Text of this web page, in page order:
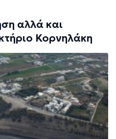
αλλά και
Κορνηλάκη